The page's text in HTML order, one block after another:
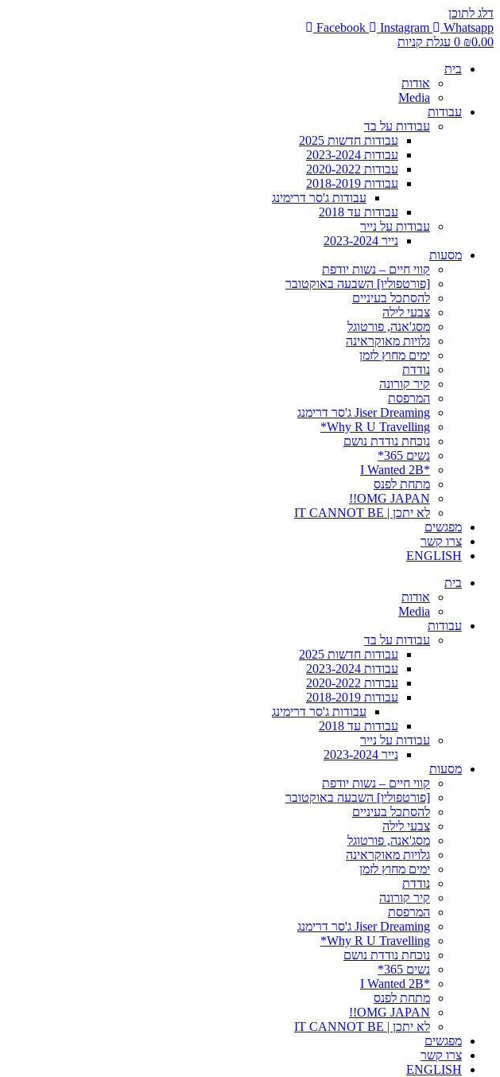
דלג לתוכן
Facebook
Instagram
Whatsapp
₪0.00
0 עגלת קניות
בית
אודות
Media
עבודות
עבודות על בד
עבודות חדשות 2025
עבודות 2023-2024
עבודות 2020-2022
עבודות 2018-2019
עבודות ג'סר דרימינג
עבודות עד 2018
עבודות על נייר
נייר 2023-2024
מסעות
קווי חיים – נשות יודפת
[פורטפוליו] השבעה באוקטובר
להסתכל בעיניים
צבעי לילה
מסג'אנה, פורטוגל
גלויות מאוקראינה
ימים מחוץ לזמן
נודדת
קיר קורונה
המרפסת
Jiser Dreaming ג'סר דרימנג
Why R U Travelling*
נוכחת נודדת נושם
נשים 365*
*I Wanted 2B
מתחת לפנס
OMG JAPAN!!
לא יתכן | IT CANNOT BE
מפגשים
צרו קשר
ENGLISH
בית
אודות
Media
עבודות
עבודות על בד
עבודות חדשות 2025
עבודות 2023-2024
עבודות 2020-2022
עבודות 2018-2019
עבודות ג'סר דרימינג
עבודות עד 2018
עבודות על נייר
נייר 2023-2024
מסעות
קווי חיים – נשות יודפת
[פורטפוליו] השבעה באוקטובר
להסתכל בעיניים
צבעי לילה
מסג'אנה, פורטוגל
גלויות מאוקראינה
ימים מחוץ לזמן
נודדת
קיר קורונה
המרפסת
Jiser Dreaming ג'סר דרימנג
Why R U Travelling*
נוכחת נודדת נושם
נשים 365*
*I Wanted 2B
מתחת לפנס
OMG JAPAN!!
לא יתכן | IT CANNOT BE
מפגשים
צרו קשר
ENGLISH